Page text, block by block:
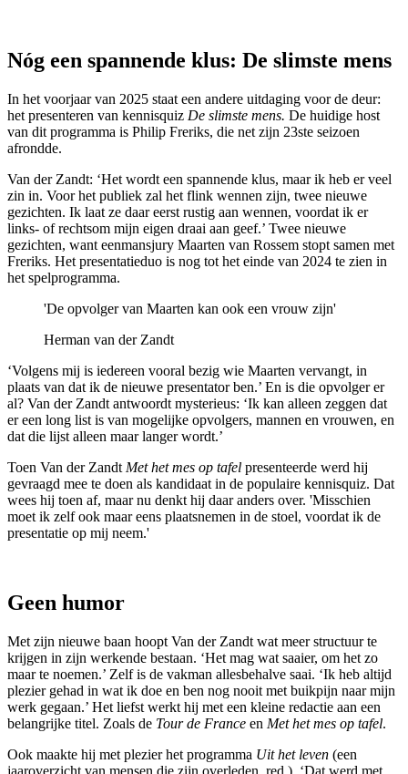
Nóg een spannende klus: De slimste mens
In het voorjaar van 2025 staat een andere uitdaging voor de deur:
het presenteren van kennisquiz De slimste mens. De huidige host
van dit programma is Philip Freriks, die net zijn 23ste seizoen
afrondde.
Van der Zandt: ‘Het wordt een spannende klus, maar ik heb er veel
zin in. Voor het publiek zal het flink wennen zijn, twee nieuwe
gezichten. Ik laat ze daar eerst rustig aan wennen, voordat ik er
links- of rechtsom mijn eigen draai aan geef.’ Twee nieuwe
gezichten, want eenmansjury Maarten van Rossem stopt samen met
Freriks. Het presentatieduo is nog tot het einde van 2024 te zien in
het spelprogramma.
'De opvolger van Maarten kan ook een vrouw zijn'
Herman van der Zandt
‘Volgens mij is iedereen vooral bezig wie Maarten vervangt, in
plaats van dat ik de nieuwe presentator ben.’ En is die opvolger er
al? Van der Zandt antwoordt mysterieus: ‘Ik kan alleen zeggen dat
er een long list is van mogelijke opvolgers, mannen en vrouwen, en
dat die lijst alleen maar langer wordt.’
Toen Van der Zandt Met het mes op tafel presenteerde werd hij
gevraagd mee te doen als kandidaat in de populaire kennisquiz. Dat
wees hij toen af, maar nu denkt hij daar anders over. 'Misschien
moet ik zelf ook maar eens plaatsnemen in de stoel, voordat ik de
presentatie op mij neem.'
Geen humor
Met zijn nieuwe baan hoopt Van der Zandt wat meer structuur te
krijgen in zijn werkende bestaan. ‘Het mag wat saaier, om het zo
maar te noemen.’ Zelf is de vakman allesbehalve saai. ‘Ik heb altijd
plezier gehad in wat ik doe en ben nog nooit met buikpijn naar mijn
werk gegaan.’ Het liefst werkt hij met een kleine redactie aan een
belangrijke titel. Zoals de Tour de France en Met het mes op tafel.
Ook maakte hij met plezier het programma Uit het leven (een
jaaroverzicht van mensen die zijn overleden, red.). ‘Dat werd met